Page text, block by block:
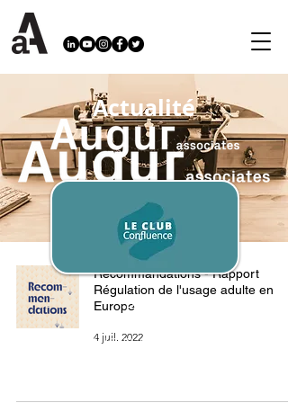
Actualité
Recommandations - Rapport
Régulation de l'usage adulte en
Europe
4 juil. 2022
Paris
© AUGUR.ASSOCIATES